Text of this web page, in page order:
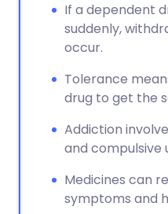
If a dependent
suddenly,
occur.
Tolerance
drug to get the
Addiction
and compulsive
Medicines can
symptoms and